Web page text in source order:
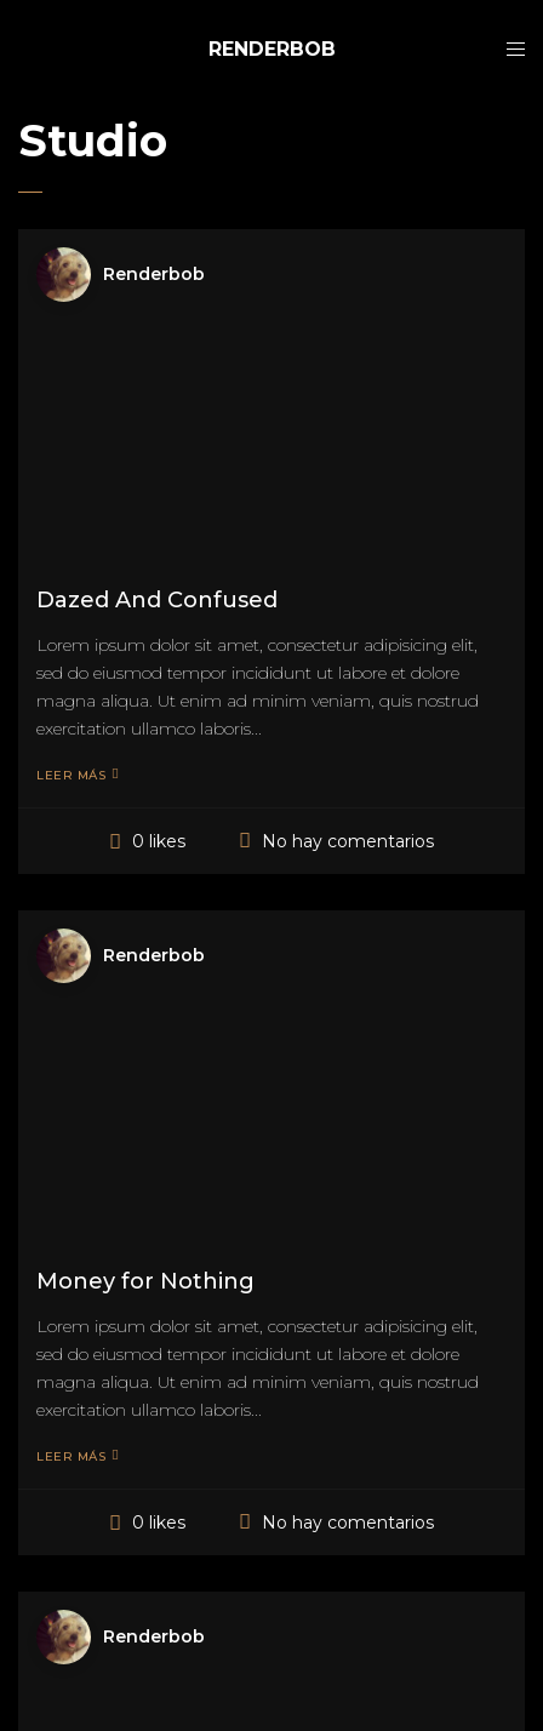
RENDERBOB
Studio
Renderbob
Dazed And Confused
Lorem ipsum dolor sit amet, consectetur adipisicing elit,
sed do eiusmod tempor incididunt ut labore et dolore
magna aliqua. Ut enim ad minim veniam, quis nostrud
exercitation ullamco laboris...
LEER MÁS
0 likes No hay comentarios
Renderbob
Money for Nothing
Lorem ipsum dolor sit amet, consectetur adipisicing elit,
sed do eiusmod tempor incididunt ut labore et dolore
magna aliqua. Ut enim ad minim veniam, quis nostrud
exercitation ullamco laboris...
LEER MÁS
0 likes No hay comentarios
Renderbob